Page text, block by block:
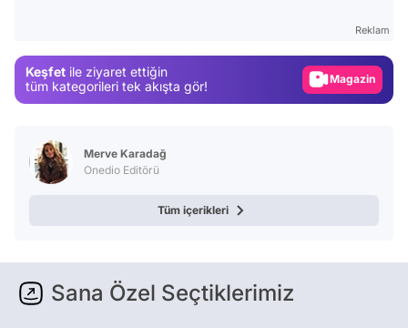
Reklam
Keşfet ile ziyaret ettiğin
tüm kategorileri tek akışta gör!
Magazin
Merve Karadağ
Onedio Editörü
Tüm içerikleri
Sana Özel Seçtiklerimiz